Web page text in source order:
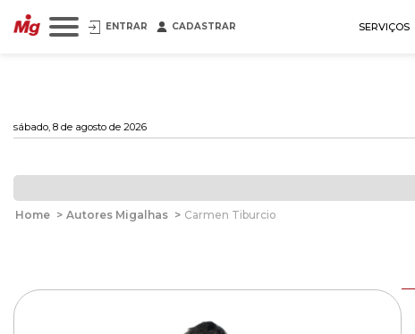
ENTRAR CADASTRAR SERVIÇOS
sábado, 8 de agosto de 2026
Home > Autores Migalhas > Carmen Tiburcio